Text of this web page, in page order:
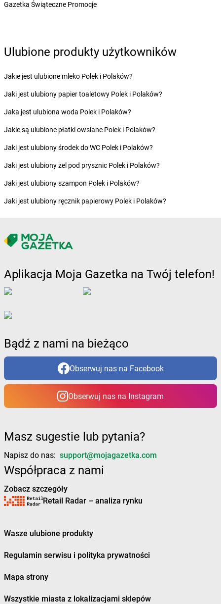
Żabka Brzeziny
Żabka Brzezowa
Żabka Brzoskwinia
Żabka
Brzostek
Żabka
Żabka Brzozów
Żabka
Brzozówka
Bucz
Żabka Buczkowice
Żabka
Budziechów
Żabka
Budziszewice
Żabka Budzów
Żabka
Budzyń
Żabka
Bujaków
Żabka Bukowiec
Żabka Bukowina Tatrzańska
Żabka
Bulowice
Żabka Busko-Zdrój
Żabka
Żabka
Żabka Bydlin
Żabka Bydlino
Żabka
Żabka
Bystra Podhalańska
Żabka Bystry
Bystrzyca
Żabka Bystrzyca Kłodzka
Żabka Bytów
Żabka Cedynia
Żabka Cegłów
Żabka Cekcyn
Żabka Ceków
Żabka Celestynów
Żabka Cewice
Żabka Chałupki
Żabka
Charzykowy
Żabka
Charzyno
Żabka Chęciny
Gazetka Świąteczne Promocje
Ulubione produkty użytkowników
Jakie jest ulubione mleko Polek i Polaków?
Jaki jest ulubiony papier toaletowy Polek i Polaków?
Jaka jest ulubiona woda Polek i Polaków?
Jakie są ulubione płatki owsiane Polek i Polaków?
Jaki jest ulubiony środek do WC Polek i Polaków?
Jaki jest ulubiony żel pod prysznic Polek i Polaków?
Jaki jest ulubiony szampon Polek i Polaków?
Jaki jest ulubiony ręcznik papierowy Polek i Polaków?
Aplikacja Moja Gazetka na Twój telefon!
Bądź z nami na bieżąco
Obserwuj nas na Facebook
Obserwuj nas na Instagram
Masz sugestie lub pytania?
Napisz do nas: support@mojagazetka.com
Współpraca z nami
Zobacz szczegóły
Retail Radar – analiza rynku
Wasze ulubione produkty
Regulamin serwisu i polityka prywatności
Mapa strony
Wszystkie miasta z lokalizacjami sklepów